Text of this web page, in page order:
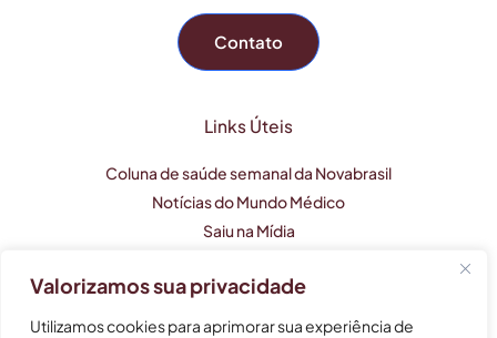
Valorizamos sua privacidade
Utilizamos cookies para aprimorar sua experiência de
Contato
Links Úteis
Coluna de saúde semanal da Novabrasil
Notícias do Mundo Médico
Saiu na Mídia
Este perfil profissional tem caráter apenas informativo e